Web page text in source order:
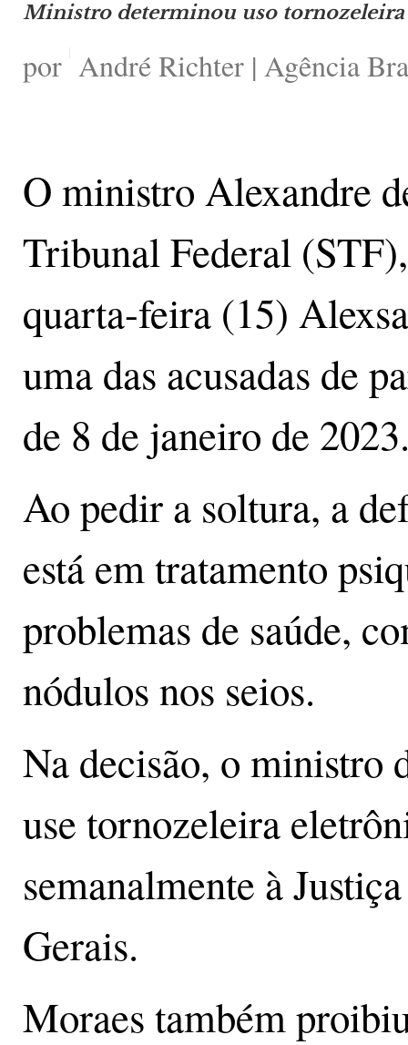
Ministro determinou uso
por André Richter | Agência
O ministro Alexandre
Tribunal Federal
quarta-feira (15)
uma das acusadas de
de 8 de janeiro de
Ao pedir a soltura, a
está em tratamento
problemas de saúde,
nódulos nos seios.
Na decisão, o ministro
use tornozeleira
semanalmente à
Gerais.
Moraes também